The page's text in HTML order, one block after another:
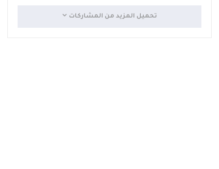
تحميل المزيد من المشاركات